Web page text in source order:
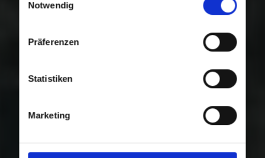
Nutzung der Dienste gesammelt haben.
Notwendig
Präferenzen
Statistiken
Marketing